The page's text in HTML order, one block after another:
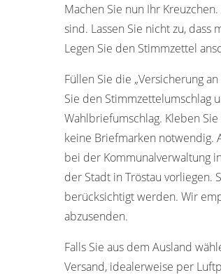
Machen Sie nun Ihr
sind. Lassen Sie nicht zu, dass
Legen Sie den Stimmzettel
Füllen Sie die „Versicherung
Sie den Stimmzettelumschlag
Wahlbriefumschlag. Kleben
keine Briefmarken notwendig.
bei der Kommunalverwaltung
der Stadt in Tröstau vorliegen.
berücksichtigt werden. Wir
abzusenden.
Falls Sie aus dem Ausland
Versand, idealerweise per